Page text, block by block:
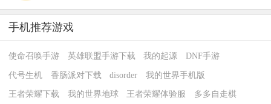
手机推荐游戏
使命召唤手游 英雄联盟手游下载 我的起源 DNF手游
代号生机 香肠派对下载 disorder 我的世界手机版
王者荣耀下载 我的世界地球 王者荣耀体验服 多多自走棋